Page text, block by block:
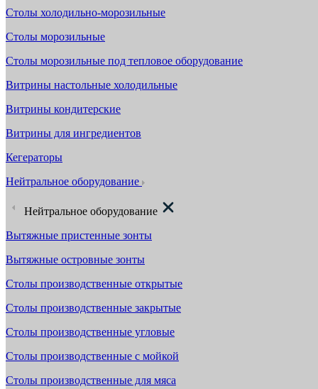
Столы холодильно-морозильные
Столы морозильные
Столы морозильные под тепловое оборудование
Витрины настольные холодильные
Витрины кондитерские
Витрины для ингредиентов
Кегераторы
Нейтральное оборудование
Нейтральное оборудование
Вытяжные пристенные зонты
Вытяжные островные зонты
Столы производственные открытые
Столы производственные закрытые
Столы производственные угловые
Столы производственные с мойкой
Столы производственные для мяса